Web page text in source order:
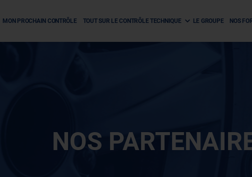
MON PROCHAIN CONTRÔLE TOUT SUR LE CONTRÔLE TECHNIQUE LE GROUPE NOS
NOS